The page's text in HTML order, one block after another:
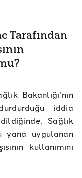
Tarafından
Bakanlığı’nın
iddia
Sağlık
yana uygulanan
kullanımını